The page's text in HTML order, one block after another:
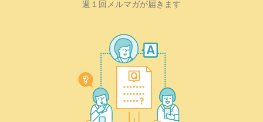
週１回メルマガが届きます